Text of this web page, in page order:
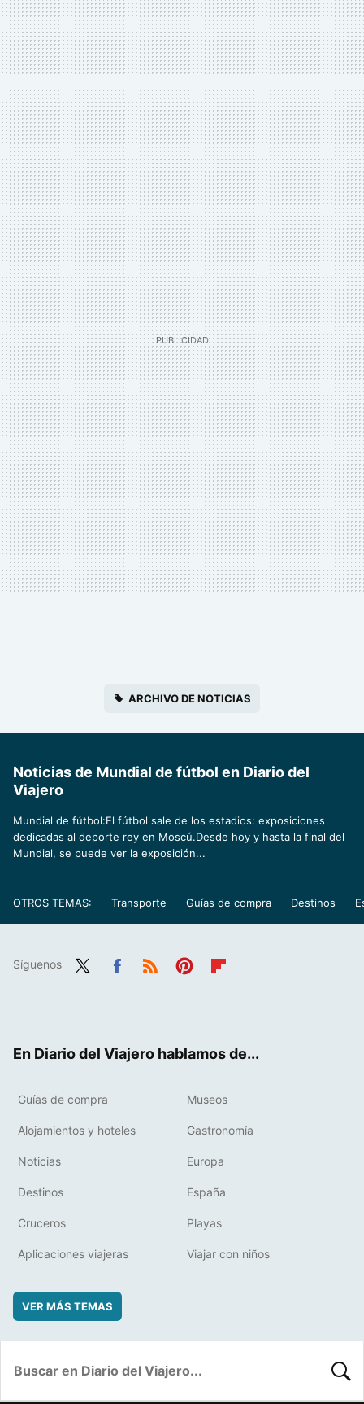
ARCHIVO DE NOTICIAS
Noticias de Mundial de fútbol en Diario del
Viajero
Mundial de fútbol:El fútbol sale de los estadios: exposiciones
dedicadas al deporte rey en Moscú.Desde hoy y hasta la final del
Mundial, se puede ver la exposición...
OTROS TEMAS: Transporte Guías de compra Destinos
Síguenos
En Diario del Viajero hablamos de...
Guías de compra Museos
Alojamientos y hoteles Gastronomía
Noticias Europa
Destinos España
Cruceros Playas
Aplicaciones viajeras Viajar con niños
VER MÁS TEMAS